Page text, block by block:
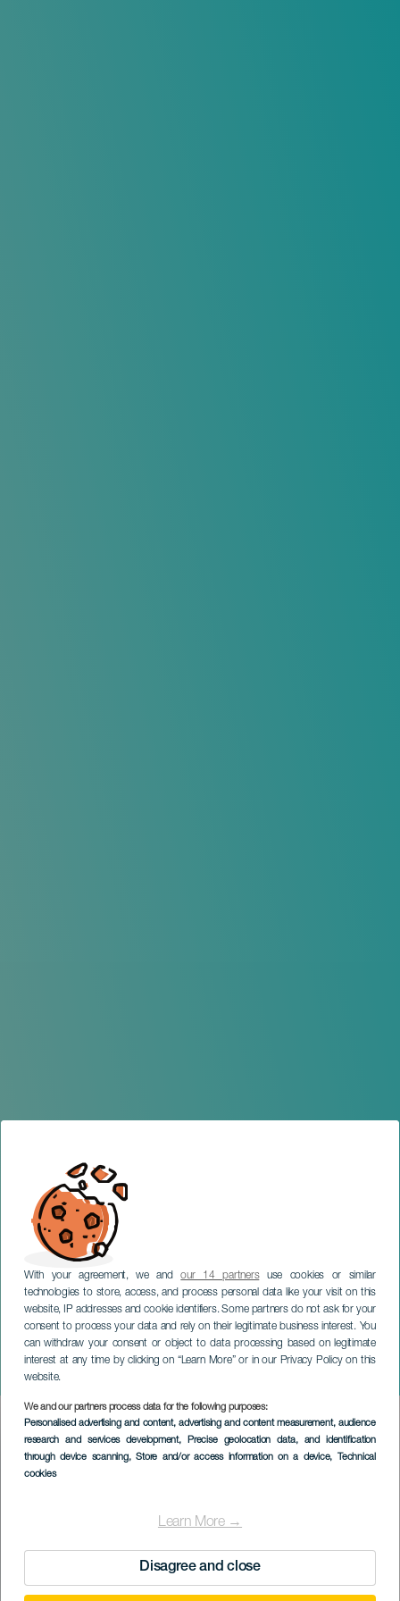
With your agreement, we andour 14 partnersuse cookies or similar
technologies to store, access, and process personal data like your visit on this
website, IP addresses and cookie identifiers. Some partners do not ask for your
consent to process your data and rely on their legitimate business interest. You
can withdraw your consent or object to data processing based on legitimate
interest at any time by clicking on “Learn More” or in our Privacy Policy on this
website.
We and our partners process data for the following purposes:
Personalised advertising and content, advertising and content measurement, audience
research and services development, Precise geolocation data, and identification
through device scanning, Store and/or access information on a device, Technical
cookies
Learn More →
Disagree and close
El mago Yunke: Origen
GRAN CANARIA
Imagen
Listado